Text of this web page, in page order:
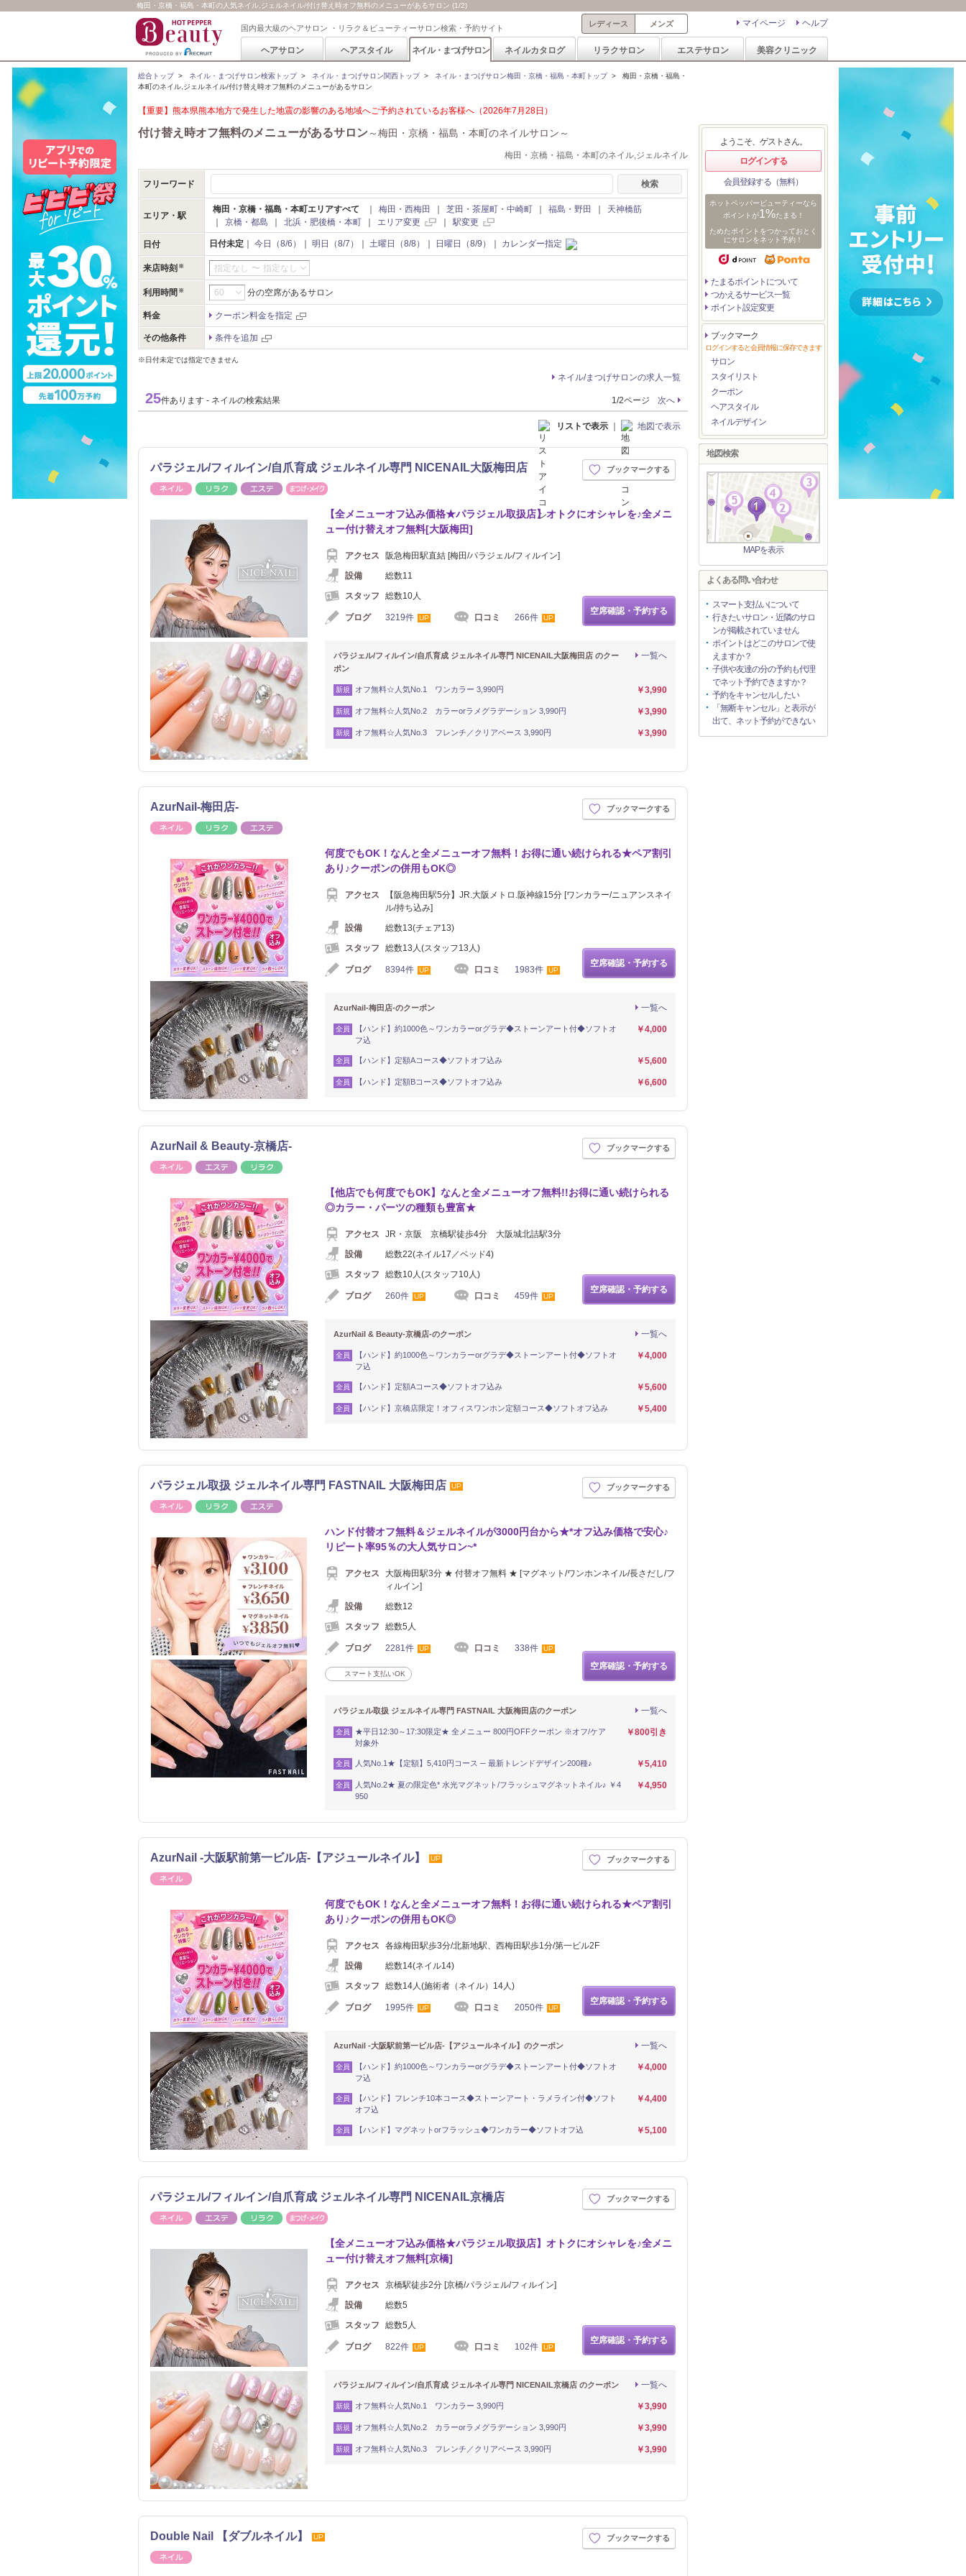
梅田・京橋・福島・本町の人気ネイル,ジェルネイル/付け替え時オフ無料のメニューがあるサロン (1/2)
国内最大級のヘアサロン ・リラク＆ビューティーサロン検索・予約サイト ヘルプ
マイページ
レディース メンズ
ヘアサロン ヘアスタイル ネイル・まつげサロン ネイルカタログ リラクサロン エステサロン 美容クリニック
総合トップ> ネイル・まつげサロン検索トップ> ネイル・まつげサロン関西トップ> ネイル・まつげサロン梅田・京橋・福島・本町トップ> 梅田・京橋・福島・
本町のネイル,ジェルネイル/付け替え時オフ無料のメニューがあるサロン
【重要】熊本県熊本地方で発生した地震の影響のある地域へご予約されているお客様へ（2026年7月28日）
付け替え時オフ無料のメニューがあるサロン～梅田・京橋・福島・本町のネイルサロン～
梅田・京橋・福島・本町のネイル,ジェルネイル
フリーワード
エリア・駅
梅田・京橋・福島・本町エリアすべて 梅田・西梅田 芝田・茶屋町・中崎町 福島・野田
天神橋筋
京橋・都島 北浜・肥後橋・本町 エリア変更 駅変更
日付 日付未定 今日（8/6） 明日（8/7） 土曜日（8/8） 日曜日（8/9） カレンダー指定
来店時刻 指定なし 〜 指定なし
利用時間 分の空席があるサロン
料金 クーポン料金を指定
その他条件 条件を追加
※日付未定では指定できません
ネイル/まつげサロンの求人一覧
25件あります - ネイルの検索結果 1/2ページ 次へ
リストで表示 ｜ 地図で表示
パラジェル/フィルイン/自爪育成 ジェルネイル専門 NICENAIL大阪梅田店
ネイル リラク エステ
ブックマークする
【全メニューオフ込み価格★パラジェル取扱店】オトクにオシャレを♪全メニ
ュー付け替えオフ無料[大阪梅田]
アクセス
阪急梅田駅直結 [梅田/パラジェル/フィルイン]
設備
総数11
スタッフ
総数10人
ブログ 3219件 UP 口コミ 266件 UP
空席確認・予約する
一覧へ
パラジェル/フィルイン/自爪育成 ジェルネイル専門 NICENAIL大阪梅田店 のクー
ポン
新規 オフ無料☆人気No.1 ワンカラー 3,990円 ￥3,990
新規 オフ無料☆人気No.2 カラーorラメグラデーション 3,990円 ￥3,990
新規 オフ無料☆人気No.3 フレンチ／クリアベース 3,990円 ￥3,990
AzurNail-梅田店-
ネイル リラク
ブックマークする
何度でもOK！なんと全メニューオフ無料！お得に通い続けられる★ペア割引
あり♪クーポンの併用もOK◎
アクセス
【阪急梅田駅5分】JR.大阪メトロ.阪神線15分 [ワンカラー/ニュアンスネイ
ル/持ち込み]
設備
総数13(チェア13)
スタッフ
総数13人(スタッフ13人)
ブログ 8394件 UP 口コミ 1983件 UP
空席確認・予約する
一覧へ
AzurNail-梅田店-のクーポン
全員
【ハンド】約1000色～ワンカラーorグラデ◆ストーンアート付◆ソフトオ
フ込
￥4,000
全員 【ハンド】定額Aコース◆ソフトオフ込み ￥5,600
全員 【ハンド】定額Bコース◆ソフトオフ込み ￥6,600
AzurNail & Beauty-京橋店-
ネイル エステ
ブックマークする
【他店でも何度でもOK】なんと全メニューオフ無料!!お得に通い続けられる
◎カラー・パーツの種類も豊富★
アクセス
JR・京阪 京橋駅徒歩4分 大阪城北詰駅3分
設備
総数22(ネイル17／ベッド4)
スタッフ
総数10人(スタッフ10人)
ブログ 260件 UP 口コミ 459件 UP
空席確認・予約する
一覧へ
AzurNail & Beauty-京橋店-のクーポン
全員
【ハンド】約1000色～ワンカラーorグラデ◆ストーンアート付◆ソフトオ
フ込
￥4,000
全員 【ハンド】定額Aコース◆ソフトオフ込み ￥5,600
全員 【ハンド】京橋店限定！オフィスワンホン定額コース◆ソフトオフ込み ￥5,400
パラジェル取扱 ジェルネイル専門 FASTNAIL 大阪梅田店 UP
ネイル リラク
ブックマークする
ハンド付替オフ無料＆ジェルネイルが3000円台から★*オフ込み価格で安心♪
リピート率95％の大人気サロン~*
アクセス
大阪梅田駅3分 ★ 付替オフ無料 ★ [マグネット/ワンホンネイル/長さだし/フ
ィルイン]
設備
総数12
スタッフ
総数5人
ブログ 2281件 UP 口コミ 338件 UP
スマート支払いOK
空席確認・予約する
一覧へ
パラジェル取扱 ジェルネイル専門 FASTNAIL 大阪梅田店のクーポン
全員
★平日12:30～17:30限定★ 全メニュー 800円OFFクーポン ※オフ/ケア
対象外
￥800引き
全員 人気No.1★【定額】5,410円コース ─ 最新トレンドデザイン200種♪ ￥5,410
全員
人気No.2★ 夏の限定色* 水光マグネット/フラッシュマグネットネイル♪ ￥4
950
￥4,950
AzurNail -大阪駅前第一ビル店-【アジュールネイル】 UP ブックマークする
何度でもOK！なんと全メニューオフ無料！お得に通い続けられる★ペア割引
あり♪クーポンの併用もOK◎
アクセス
各線梅田駅歩3分/北新地駅、西梅田駅歩1分/第一ビル2F
設備
総数14(ネイル14)
スタッフ
総数14人(施術者（ネイル）14人)
ブログ 1995件 UP 口コミ 2050件 UP
空席確認・予約する
一覧へ
AzurNail -大阪駅前第一ビル店-【アジュールネイル】のクーポン
全員
【ハンド】約1000色～ワンカラーorグラデ◆ストーンアート付◆ソフトオ
フ込
￥4,000
全員
【ハンド】フレンチ10本コース◆ストーンアート・ラメライン付◆ソフト
オフ込
￥4,400
全員 【ハンド】マグネットorフラッシュ◆ワンカラー◆ソフトオフ込 ￥5,100
パラジェル/フィルイン/自爪育成 ジェルネイル専門 NICENAIL京橋店
ネイル エステ リラク
ブックマークする
【全メニューオフ込み価格★パラジェル取扱店】オトクにオシャレを♪全メニ
ュー付け替えオフ無料[京橋]
アクセス
京橋駅徒歩2分 [京橋/パラジェル/フィルイン]
設備
総数5
スタッフ
総数5人
ブログ 822件 UP 口コミ 102件 UP
空席確認・予約する
一覧へ
パラジェル/フィルイン/自爪育成 ジェルネイル専門 NICENAIL京橋店 のクーポン
新規 オフ無料☆人気No.1 ワンカラー 3,990円 ￥3,990
新規 オフ無料☆人気No.2 カラーorラメグラデーション 3,990円 ￥3,990
新規 オフ無料☆人気No.3 フレンチ／クリアベース 3,990円 ￥3,990
Double Nail 【ダブルネイル】 UP ブックマークする
ようこそ、ゲストさん。
ログインする
会員登録する（無料）
ホットペッパービューティーなら
ポイントが1%たまる！
ためたポイントをつかっておとく
にサロンをネット予約！
たまるポイントについて
つかえるサービス一覧
ポイント設定変更
ブックマーク
ログインすると会員情報に保存できます
サロン
スタイリスト
クーポン
ヘアスタイル
ネイルデザイン
地図検索
MAPを表示
よくある問い合わせ
スマート支払いについて
行きたいサロン・近隣のサロ
ンが掲載されていません
ポイントはどこのサロンで使
えますか？
子供や友達の分の予約も代理
でネット予約できますか？
予約をキャンセルしたい
「無断キャンセル」と表示が
出て、ネット予約ができない